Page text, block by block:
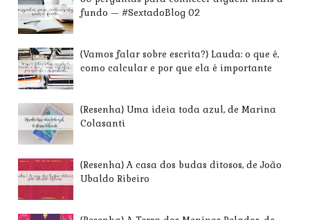
fundo — #SextadoBlog 02
{Vamos falar sobre escrita?} Lauda: o que é,
como calcular e por que ela é importante
{Resenha} Uma ideia toda azul, de Marina
Colasanti
{Resenha} A casa dos budas ditosos, de João
Ubaldo Ribeiro